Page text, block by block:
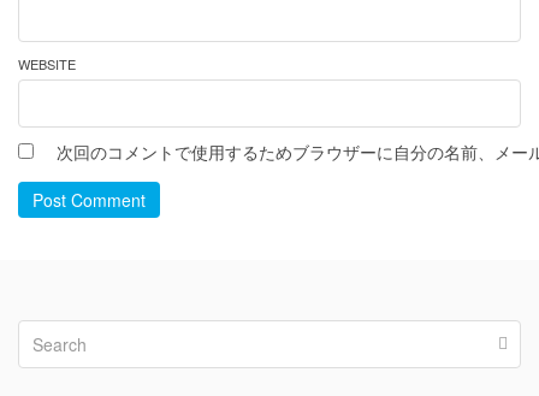
WEBSITE
次回のコメントで使用するためブラウザーに自分の名前、メー
Post Comment